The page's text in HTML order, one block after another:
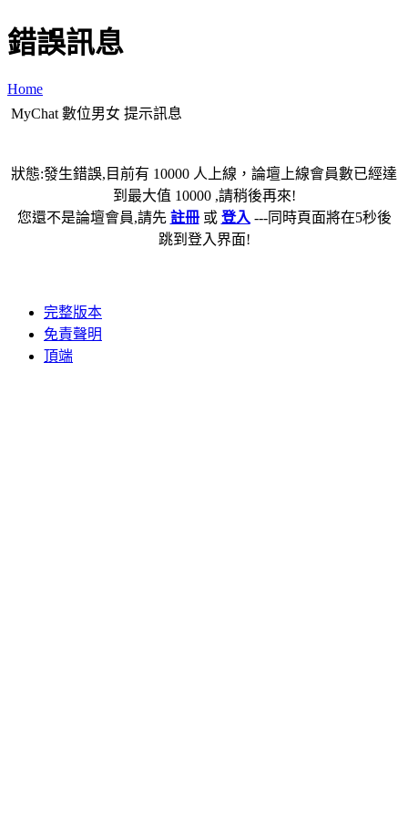
錯誤訊息
Home
MyChat 數位男女 提示訊息
狀態:發生錯誤,目前有 10000 人上線，論壇上線會員數已經達
到最大值 10000 ,請稍後再來!
您還不是論壇會員,請先 註冊或 登入 ---同時頁面將在5秒後
跳到登入界面!
完整版本
免責聲明
頂端